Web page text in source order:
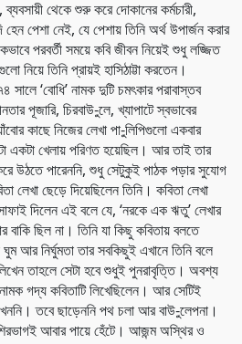
থেকে শুরু করে দোকানের কর্মচারী,
হেন পেশা নেই, যে পেশায় তিনি অর্থ উপার্জন করার
পরবর্তী সময়ে কবি জীবন নিয়েই শুধু লজ্জিত
নিয়ে তিনি প্রায়ই হাসিঠাট্টা করতেন।
‘বোধি’ নামক দুটি চমৎকার পরাবাস্তব
পূজারি, চিরবাউ-ুলে, খ্যাপাটে স্বভাবের
কাছে নিজের লেখা পা-ুলিপিগুলো একবার
একটা খেলায় পরিণত হয়েছিল। আর তাই তার
উঠতে পারেননি, শুধু সেটুকুই পাঠক পড়ার সুযোগ
লেখা ছেড়ে দিয়েছিলেন তিনি। কবিতা লেখা
দিলেন এই বলে যে, ‘নরকে এক ঋতু’ লেখার
ছিল না। তিনি যা কিছু কবিতায় বলতে
আর নির্ঘুমতা তার সবকিছুই এখানে তিনি বলে
তাহলে সেটা হবে শুধুই পুনরাবৃত্তি। অবশ্য
গদ্য কবিতাটি লিখেছিলেন। আর সেটিই
তবে ছাড়েননি পথ চলা আর বাউ-ুলেপনা।
আবার পায়ে হেঁটে। আজন্ম অস্থির ও